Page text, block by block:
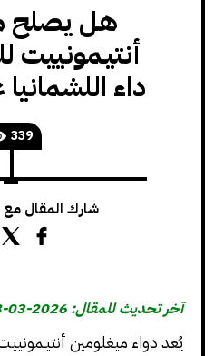
هل يصلح
أنتيـمونييت
داء
339
شارك المقال
آخر تحديث للمقال: 2026-03-28
يُعد دواء ميغلومين